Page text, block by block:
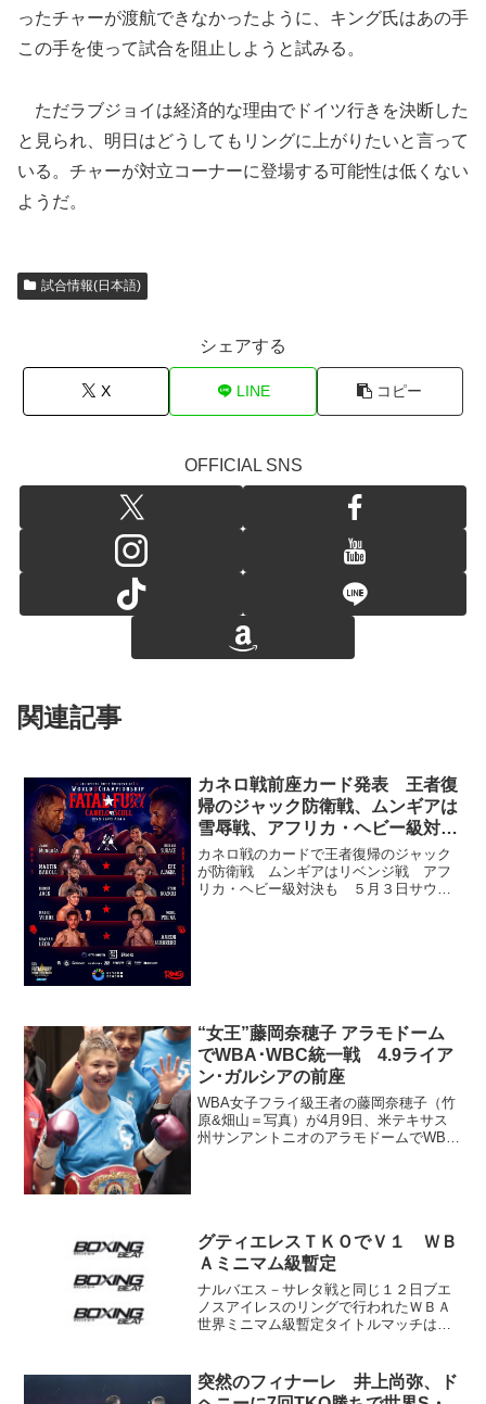
ったチャーが渡航できなかったように、キング氏はあの手
この手を使って試合を阻止しようと試みる。
ただラブジョイは経済的な理由でドイツ行きを決断した
と見られ、明日はどうしてもリングに上がりたいと言って
いる。チャーが対立コーナーに登場する可能性は低くない
ようだ。
試合情報(日本語)
シェアする
X LINE コピー
OFFICIAL SNS
関連記事
カネロ戦前座カード発表 王者復
帰のジャック防衛戦、ムンギアは
雪辱戦、アフリカ・ヘビー級対決
も
カネロ戦のカードで王者復帰のジャック
が防衛戦 ムンギアはリベンジ戦 アフ
リカ・ヘビー級対決も ５月３日サウジ
“女王”藤岡奈穂子 アラモドーム
でWBA･WBC統一戦 4.9ライア
ン･ガルシアの前座
WBA女子フライ級王者の藤岡奈穂子（竹
原&畑山＝写真）が4月9日、米テキサス
州サンアントニオのアラモドームでWBC
グティエレスＴＫＯでＶ１ ＷＢ
Ａミニマム級暫定
ナルバエス－サレタ戦と同じ１２日ブエ
ノスアイレスのリングで行われたＷＢＡ
世界ミニマム級暫定タイトルマッチは、
ナン・トロンコ（フィリピン）を下し、
初防衛を果たした。 初回...
突然のフィナーレ 井上尚弥、ド